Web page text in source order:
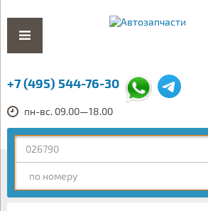
+7 (495) 544-76-30
пн-вс. 09.00—18.00
по номеру